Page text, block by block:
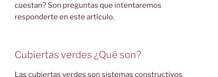
cuestan? Son preguntas que intentaremos
responderte en este artículo.
Cubiertas verdes ¿Qué son?
Las cubiertas verdes son sistemas constructivos